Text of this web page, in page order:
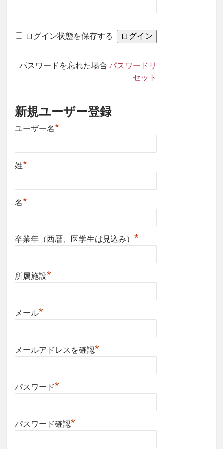
ログイン状態を保存する
パスワードを忘れた場合パスワードリ
セット
新規ユーザー登録
ユーザー名*
姓*
名*
卒業年（西暦、医学生は見込み） *
所属施設*
メール*
メールアドレスを確認*
パスワード*
パスワード確認*